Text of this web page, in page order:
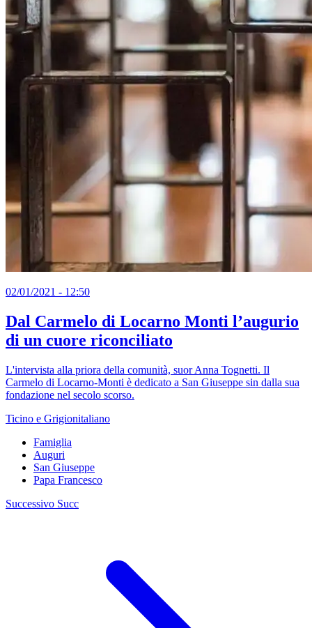
02/01/2021 - 12:50
Dal Carmelo di Locarno Monti l’augurio
di un cuore riconciliato
L'intervista alla priora della comunità, suor Anna Tognetti. Il
Carmelo di Locarno-Monti è dedicato a San Giuseppe sin dalla sua
fondazione nel secolo scorso.
Ticino e Grigionitaliano
Famiglia
Auguri
San Giuseppe
Papa Francesco
Successivo Succ